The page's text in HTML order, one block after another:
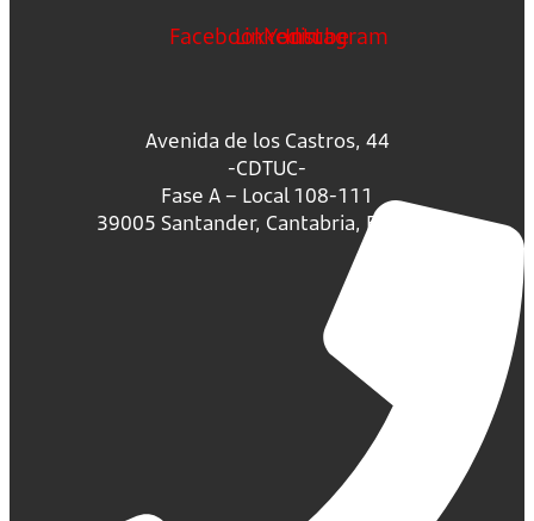
FacebookLinkedin
Youtube
Instagram
Avenida de los Castros, 44
-CDTUC-
Fase A – Local 108-111
39005 Santander, Cantabria, España.